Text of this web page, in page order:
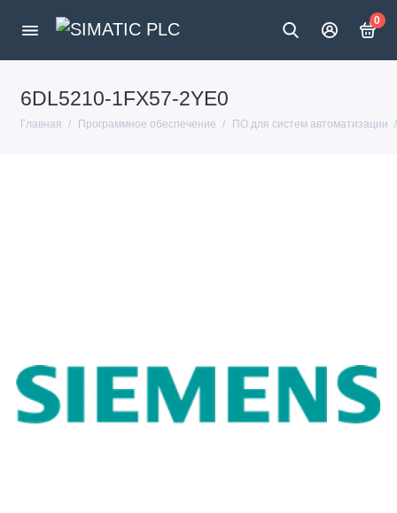
0
6DL5210-1FX57-2YE0
Главная Программное обеспечение ПО для систем автоматизации